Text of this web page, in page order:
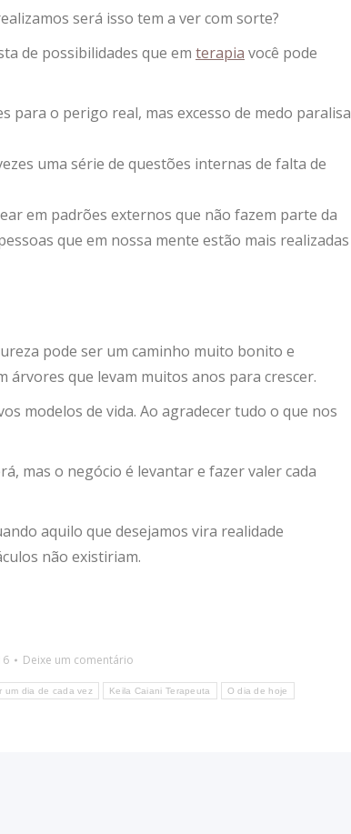
será isso tem a ver com sorte?
de possibilidades que em terapia você pode
para o perigo real, mas excesso de medo paralisa
uma série de questões internas de falta de
em padrões externos que não fazem parte da
que em nossa mente estão mais realizadas
pode ser um caminho muito bonito e
que levam muitos anos para crescer.
modelos de vida. Ao agradecer tudo o que nos
mas o negócio é levantar e fazer valer cada
aquilo que desejamos vira realidade
não existiriam.
Deixe um comentário
um dia de cada vez Keila Caiani Terapeuta O dia de hoje